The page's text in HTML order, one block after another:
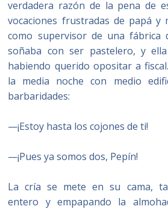
verdadera razón de la pena de
vocaciones frustradas de papá y
como supervisor de una fábrica
soñaba con ser pastelero, y
habiendo querido opositar a
la media noche con medio
barbaridades:
—¡Estoy hasta los cojones de ti!
—¡Pues ya somos dos, Pepín!
La cría se mete en su cama,
entero y empapando la